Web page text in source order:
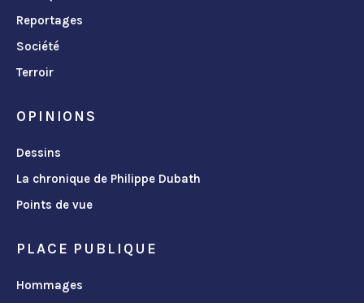
Reportages
Société
Terroir
OPINIONS
Dessins
La chronique de Philippe Dubath
Points de vue
PLACE PUBLIQUE
Hommages